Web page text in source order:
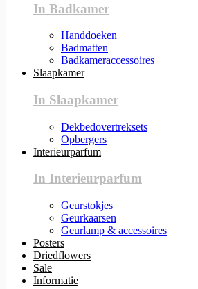
In Badkamer
Handdoeken
Badmatten
Badkameraccessoires
Slaapkamer
In Slaapkamer
Dekbedovertreksets
Opbergers
Interieurparfum
In Interieurparfum
Geurstokjes
Geurkaarsen
Geurlamp & accessoires
Posters
Driedflowers
Sale
Informatie